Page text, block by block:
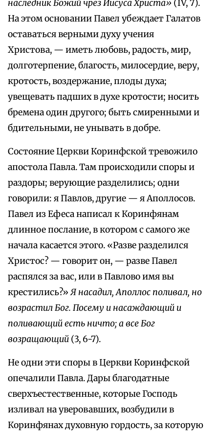
наследник Божий чрез Иисуса Христа» (IV, 7).
На этом основании Павел убеждает Галатов
оставаться верными духу учения
Христова, — иметь любовь, радость, мир,
долготерпение, благость, милосердие, веру,
кротость, воздержание, плоды духа;
увещевать падших в духе кротости; носить
бремена один другого; быть смиренными и
бдительными, не унывать в добре.
Состояние Церкви Коринфской тревожило
апостола Павла. Там происходили споры и
раздоры; верующие разделились; одни
говорили: я Павлов, другие — я Аполлосов.
Павел из Ефеса написал к Коринфянам
длинное послание, в котором с самого же
начала касается этого. «Разве разделился
Христос? — говорит он, — разве Павел
распялся за вас, или в Павлово имя вы
крестились?»Я насадил, Аполлос поливал, но
возрастил Бог. Посему и насаждающий и
поливающий есть ничто; а все Бог
возращающий (3, 6-7).
Не одни эти споры в Церкви Коринфской
опечалили Павла. Дары благодатные
сверхъестественные, которые Господь
изливал на уверовавших, возбудили в
Коринфянах духовную гордость, за которую